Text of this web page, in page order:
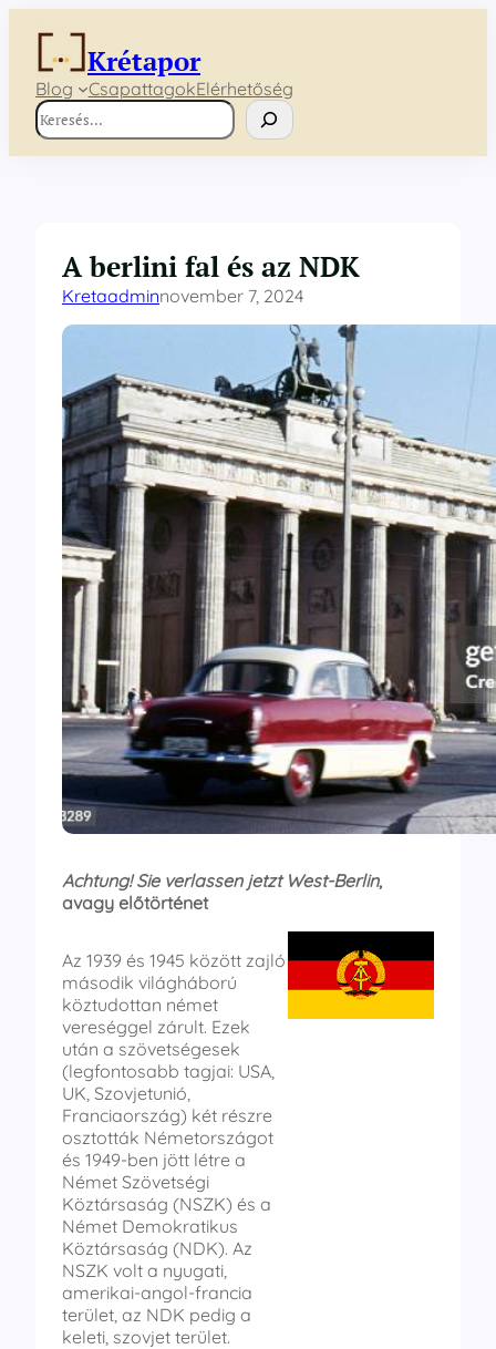
tartalomhozKrétapor
Blog CsapattagokElérhetőség
K
e
r
A berlini fal és az NDK
Kretaadminnovember 7, 2024
Achtung! Sie verlassen jetzt West-Berlin,
avagy előtörténet
Az 1939 és 1945 között zajló
második világháború
köztudottan német
vereséggel zárult. Ezek
után a szövetségesek
(legfontosabb tagjai: USA,
UK, Szovjetunió,
Franciaország) két részre
osztották Németországot
és 1949-ben jött létre a
Német Szövetségi
Köztársaság (NSZK) és a
Német Demokratikus
Köztársaság (NDK). Az
NSZK volt a nyugati,
amerikai-angol-francia
terület, az NDK pedig a
keleti, szovjet terület.